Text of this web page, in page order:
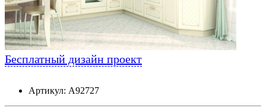
Бесплатный дизайн проект
Артикул: А92727